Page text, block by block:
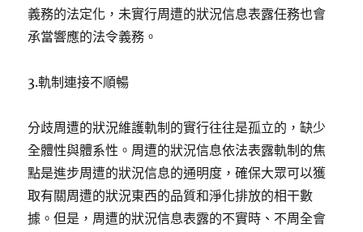
義務的法定化，未實行周遭的狀況信息表露任務也會
承當響應的法令義務。
3.軌制連接不順暢
分歧周遭的狀況維護軌制的實行往往是孤立的，缺少
全體性與體系性。周遭的狀況信息依法表露軌制的焦
點是進步周遭的狀況信息的通明度，確保大眾可以獲
取有關周遭的狀況東西的品質和淨化排放的相干數
據。但是，周遭的狀況信息表露的不實時、不周全會